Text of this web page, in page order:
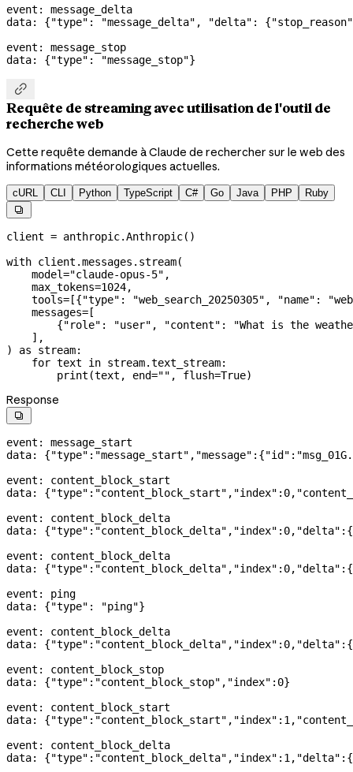
event: message_delta
data: {"type" : "message_delta" , "delta" : {"stop_reason"
event: message_stop
data: {"type" : "message_stop"}

Requête de streaming avec utilisation de l'outil de
recherche web
Cette requête demande à Claude de rechercher sur le web des
informations météorologiques actuelles.
cURL CLI Python TypeScript C# Go Java PHP Ruby

client = anthropic.Anthropic()
with client.messages.stream(
    model
="claude-opus-5" ,
    max_tokens
=1024,
    tools
=[{"type" : "web_search_20250305" , "name" :
    messages
=[
        {
"role" : "user" , "content" :
"What is the
    ],
) as stream:
    for
text in stream.text_stream:
        print
(text, end="" , flush=True)
Response

event: message_start
data: {"type" : "message_start" , "message" :{"id" :
event: content_block_start
data: {"type" : "content_block_start" , "index" : 0,
event: content_block_delta
data: {"type" : "content_block_delta" , "index" : 0, "delta" :{
event: content_block_delta
data: {"type" : "content_block_delta" , "index" : 0, "delta" :{
event: ping
data: {"type" : "ping"}
event: content_block_delta
data: {"type" : "content_block_delta" , "index" : 0, "delta" :{
event: content_block_stop
data: {"type" : "content_block_stop" , "index" : 0}
event: content_block_start
data: {"type" : "content_block_start" , "index" : 1 ,
event: content_block_delta
data: {"type" : "content_block_delta" , "index" : 1 , "delta" :{